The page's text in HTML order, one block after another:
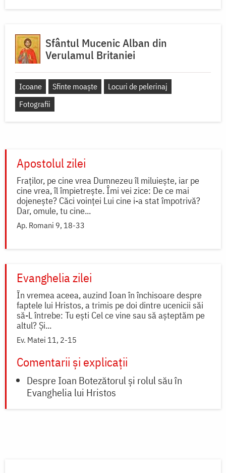
Sfântul Mucenic Alban din
Verulamul Britaniei
Icoane Sfinte moaște
Locuri de pelerinaj
Fotografii
Apostolul zilei
Fraților, pe cine vrea Dumnezeu îl miluiește, iar pe
cine vrea, îl împietrește. Îmi vei zice: De ce mai
dojenește? Căci voinței Lui cine i-a stat împotrivă?
Dar, omule, tu cine...
Ap. Romani 9, 18-33
Evanghelia zilei
În vremea aceea, auzind Ioan în închisoare despre
faptele lui Hristos, a trimis pe doi dintre ucenicii săi
să-L întrebe: Tu ești Cel ce vine sau să așteptăm pe
altul? Și...
Ev. Matei 11, 2-15
Comentarii și explicații
Despre Ioan Botezătorul și rolul său în
Evanghelia lui Hristos